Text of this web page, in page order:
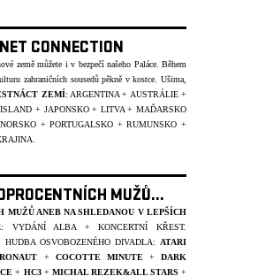
CONNECTION
země můžete i v bezpečí našeho Paláce. Během
zahraničních sousedů pěkně v kostce. Ušima,
ZEMÍ: ARGENTINA + AUSTRÁLIE +
+ JAPONSKO + LITVA + MAĎARSKO
+ PORTUGALSKO + RUMUNSKO +
MUŽŮ...
MUŽŮ ANEB NA SHLEDANOU V LEPŠÍCH
VYDÁNÍ ALBA + KONCERTNÍ KŘEST.
OSVOBOZENÉHO DIVADLA: ATARI
+ COCOTTE MINUTE+ DARK
+ HC3+ MICHAL REZEK&ALL STARS +